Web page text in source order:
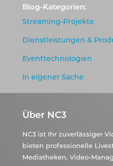
Blog-Kategorien:
Streaming-Projekte
Dienstleistungen &
Eventtechnologien
In eigener Sache
Über NC3
NC3 ist Ihr zuverlässiger
bieten professionelle
Mediatheken, Video-